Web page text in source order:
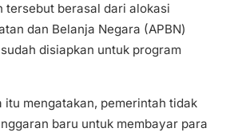
tersebut berasal dari alokasi
dan Belanja Negara (APBN)
disiapkan untuk program
itu mengatakan, pemerintah tidak
baru untuk membayar para